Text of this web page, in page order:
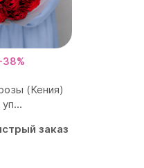
38%
(Кения)
заказ